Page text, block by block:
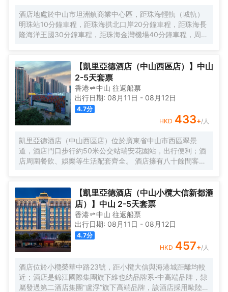
酒店地處於中山市坦洲鎮商業中心區，距珠海輕軌（城軌）
明珠站10分鐘車程，距珠海拱北口岸20分鐘車程，距珠海長
隆海洋王國30分鐘車程，距珠海金灣機場40分鐘車程，周邊
和政務服務大廳，集購物、美食、娛樂、商務和行政於一體
等生活設施配套。公寓擁有現代温馨客房，配套有餐廳、洗
衣房、多功能廳等公共空間，旅客在享受舒適住宿的同時，
也能輕鬆滿足各種休閒與商務需求。客房分佈於2層至5層，
所有客房都配備有高品質的床品、高速wifi及智能控制系統，
確保賓客能夠享受到賓至如歸的居住體驗。喜悅餐廳位於1
層，每天都按照國際化標準提供數十種精選早餐品種，2-3種
本地特色菜，展現 （城市）飲食文化。此外，位於6層的洗
衣房配備有先進的自助洗衣烘乾設備以及高效熨燙機，賓客
在忙碌之餘也能輕鬆打理日常衣物。公寓是東呈集團旗下中
高端服務式公寓品牌，以“傾注匠心，融入當地”為品牌理念，
尊貴服務和非凡體驗的現代化理想居庭。
【凱里亞德酒店（中山西區店）】中山
2-5天套票
香港 中山 往返船票
出行日期: 08月11日 - 08月12日
4.7分
HKD 433+/人
凱里亞德酒店（中山西區店）位於廣東省中山市西區翠景
道，酒店門口步行約50米公交站瑞安花園站，出行便利；酒
店周圍餐飲、娛樂等生活配套齊全。 酒店擁有八十餘間客
【凱里亞德酒店（中山小欖大信新都滙
店）】中山 2-5天套票
香港 中山 往返船票
出行日期: 08月11日 - 08月12日
4.7分
HKD 457+/人
酒店位於小欖榮華中路23號，距小欖大信與海港城距離均較
近；酒店是錦江國際集團旗下維也納品牌系-中高端品牌，隸
屬發過第二酒店集團“盧浮”旗下高端品牌，該酒店採用歐陸風